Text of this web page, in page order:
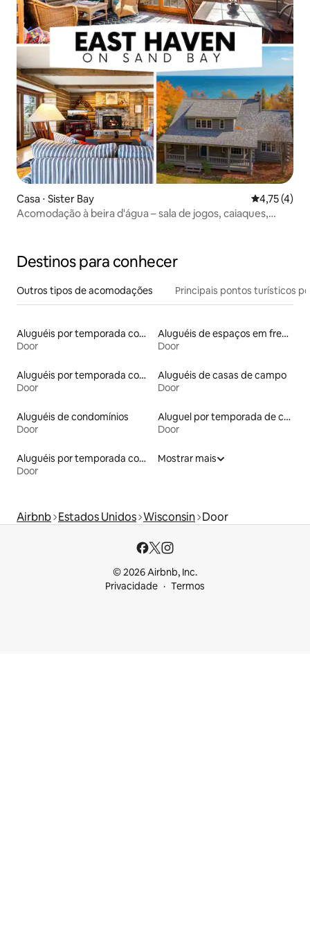
Casa ⋅ Sister Bay 4,75 de
4,75 (4)
Acomodação à beira d'água – sala de jogos, caiaques,
Destinos para conhecer
Outros tipos de acomodações Principais pontos turísticos
Aluguéis por temporada com acesso ao lago
Door
Aluguéis de espaços em frente à praia
Door
Aluguéis por temporada com acesso à praia
Door
Aluguéis de casas de campo
Door
Aluguéis de condomínios
Door
Aluguel por temporada de casas de hóspedes
Door
Aluguéis por temporada com banheira de hidromassagem
Door
Mostrar mais
Airbnb Estados Unidos Wisconsin Door
© 2026 Airbnb, Inc.
Privacidade
Termos